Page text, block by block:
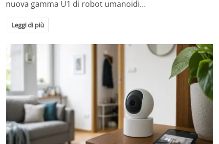
nuova gamma U1 di robot umanoidi…
Leggi di più